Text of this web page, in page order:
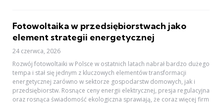
Fotowoltaika w przedsiębiorstwach jako
element strategii energetycznej
24 czerwca, 2026
Rozwój fotowoltaiki w Polsce w ostatnich latach nabrał bardzo dużego
tempa i stał się jednym z kluczowych elementów transformacji
energetycznej zarówno w sektorze gospodarstw domowych, jak i
przedsiębiorstw. Rosnące ceny energii elektrycznej, presja regulacyjna
oraz rosnąca świadomość ekologiczna sprawiają, że coraz więcej firm